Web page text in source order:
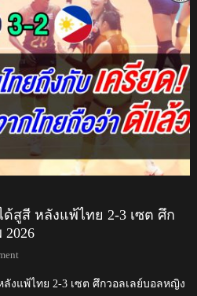
สูสี หลังแพ้ไทย 2-3 เซต ศึก
แพ้ไทย 2-3 เซต ศึกวอลเลย์บอลหญิง